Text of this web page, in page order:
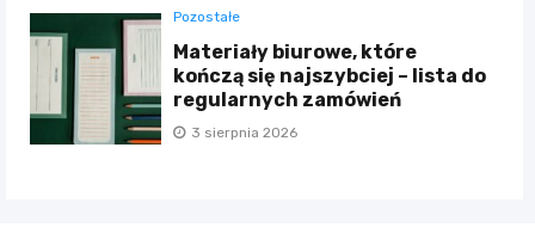
Pozostałe
Materiały biurowe, które
kończą się najszybciej – lista do
regularnych zamówień
3 sierpnia 2026